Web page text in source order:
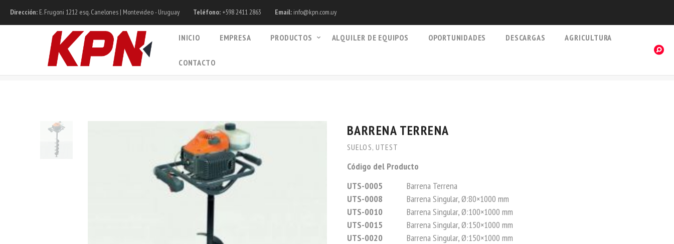
Dirección: E. Frugoni 1212 esq. Canelones | Montevideo - Uruguay Teléfono: +598 2411 2863 Email: info@kpn.com.uy
INICIO EMPRESA PRODUCTOS ALQUILER DE EQUIPOS OPORTUNIDADES DESCARGAS AGRICULTURA
CONTACTO
BARRENA TERRENA
SUELOS, UTEST
Código del Producto
UTS-0005 Barrena Terrena
UTS-0008 Barrena Singular, Ø:80×1000 mm
UTS-0010 Barrena Singular, Ø:100×1000 mm
UTS-0015
Barrena Singular, Ø:150×1000 mm
UTS-0020 Barrena Singular, Ø:150×1000 mm